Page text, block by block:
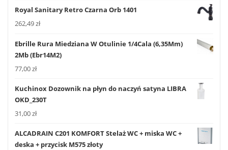
Royal Sanitary Retro Czarna Orb 1401
262,49zł
Ebrille Rura Miedziana W Otulinie 1/4Cala (6,35Mm)
2Mb (Ebr14M2)
77,00zł
Kuchinox Dozownik na płyn do naczyń satyna LIBRA
OKD_230T
31,00zł
ALCADRAIN C201 KOMFORT Stelaż WC + miska WC +
deska + przycisk M575 złoty